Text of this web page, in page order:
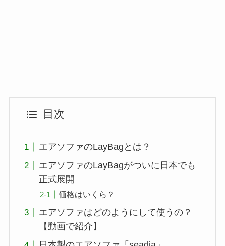
目次
エアソファのLayBagとは？
エアソファのLayBagがついに日本でも
正式展開
価格はいくら？
エアソファはどのようにして使うの？
【動画で紹介】